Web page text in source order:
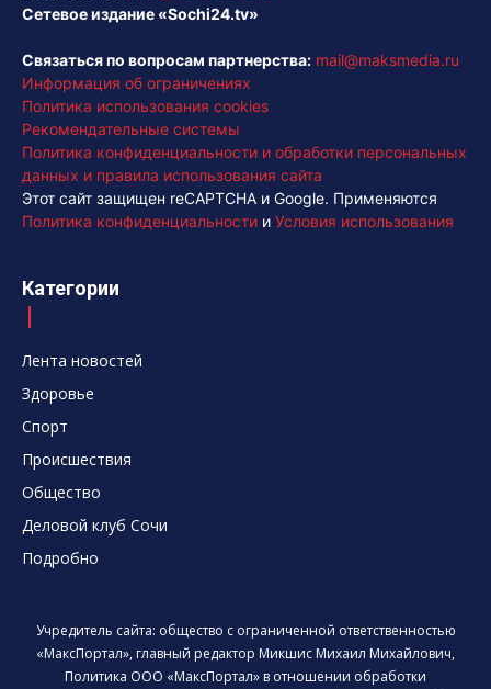
Сетевое издание «Sochi24.tv»
Связаться по вопросам партнерства: mail@maksmedia.ru
Информация об ограничениях
Политика использования cookies
Рекомендательные системы
Политика конфиденциальности и обработки персональных
данных и правила использования сайта
Этот сайт защищен reCAPTCHA и Google. Применяются
Политика конфиденциальности и Условия использования
Категории
Лента новостей
Здоровье
Спорт
Происшествия
Общество
Деловой клуб Сочи
Подробно
Учредитель сайта: общество с ограниченной ответственностью
«МаксПортал», главный редактор Микшис Михаил Михайлович,
Политика ООО «МаксПортал» в отношении обработки